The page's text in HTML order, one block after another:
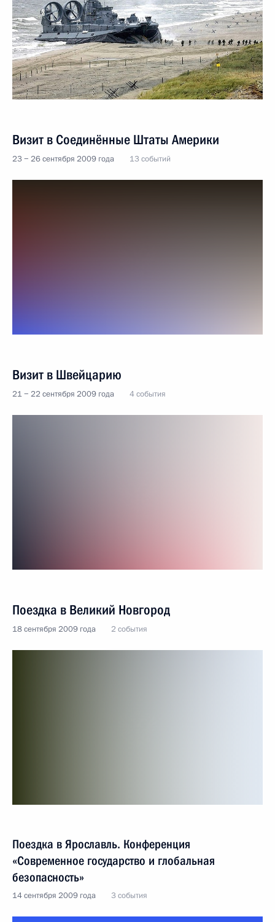
Визит в Соединённые Штаты Америки
23 − 26 сентября 2009 года 13 событий
Визит в Швейцарию
21 − 22 сентября 2009 года 4 события
Поездка в Великий Новгород
18 сентября 2009 года 2 события
Поездка в Ярославль. Конференция
«Современное государство и глобальная
безопасность»
14 сентября 2009 года 3 события